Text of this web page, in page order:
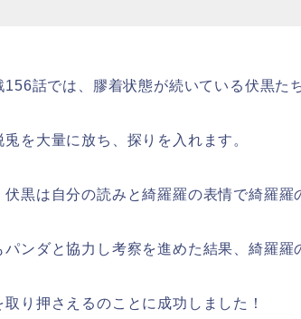
156話では、膠着状態が続いている伏黒た
兎を大量に放ち、探りを入れます。
伏黒は自分の読みと綺羅羅の表情で綺羅羅
パンダと協力し考察を進めた結果、綺羅羅
取り押さえるのことに成功しました！